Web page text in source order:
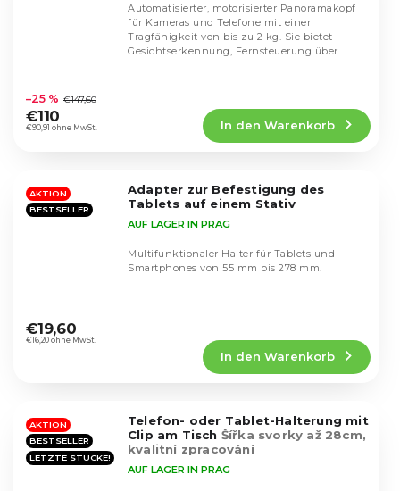
durchschnittliche
Produktbewertung
ist
Sternen.
€90,91 ohne MwSt.
–25 % €147,60
€110
In den Warenkorb
Automatisierter, motorisierter Panoramakopf
für Kameras und Telefone mit einer
Tragfähigkeit von bis zu 2 kg. Sie bietet
Gesichtserkennung, Fernsteuerung über
AKTION
BESTSELLER
Adapter zur Befestigung des
Tablets auf einem Stativ
durchschnittliche
Produktbewertung
Sternen.
AUF LAGER IN PRAG
€16,20 ohne MwSt.
€19,60
In den Warenkorb
Multifunktionaler Halter für Tablets und
Smartphones von 55 mm bis 278 mm.
AKTION
BESTSELLER
LETZTE STÜCKE!
Telefon- oder Tablet-Halterung mit
Clip am Tisch Šířka svorky až 28cm,
kvalitní zpracování
AUF LAGER IN PRAG